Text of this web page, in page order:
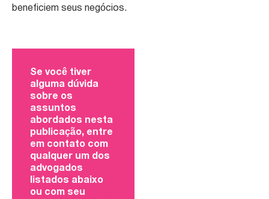
beneficiem seus negócios.
Se você tiver
alguma dúvida
sobre os
assuntos
abordados nesta
publicação, entre
em contato com
qualquer um dos
advogados
listados abaixo
ou com seu